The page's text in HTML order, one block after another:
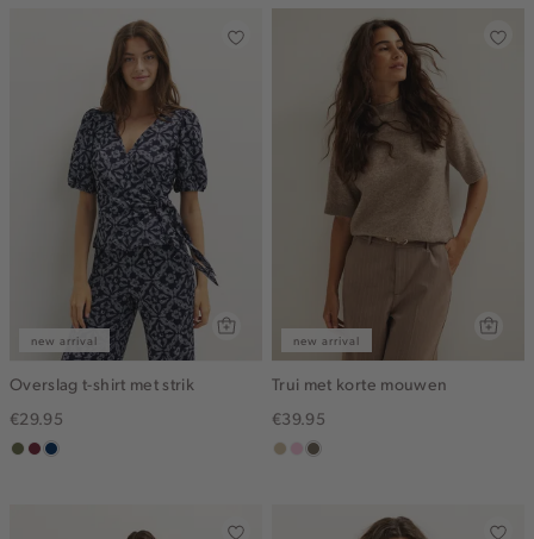
new arrival
Overslag t-shirt met strik
€29.95
groen,
brique
donkerblauw
new arrival
Trui met korte mouwen
€39.95
lichtzand
lichtroze
lichtbruin